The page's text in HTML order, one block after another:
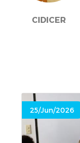
CIDICER
25/Jun/2026